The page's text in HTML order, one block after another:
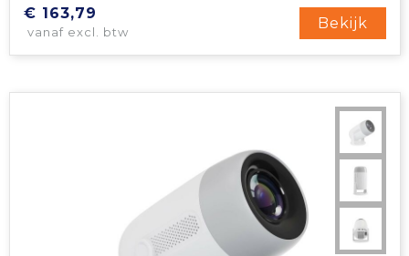
€ 163,79
vanaf excl. btw
Bekijk